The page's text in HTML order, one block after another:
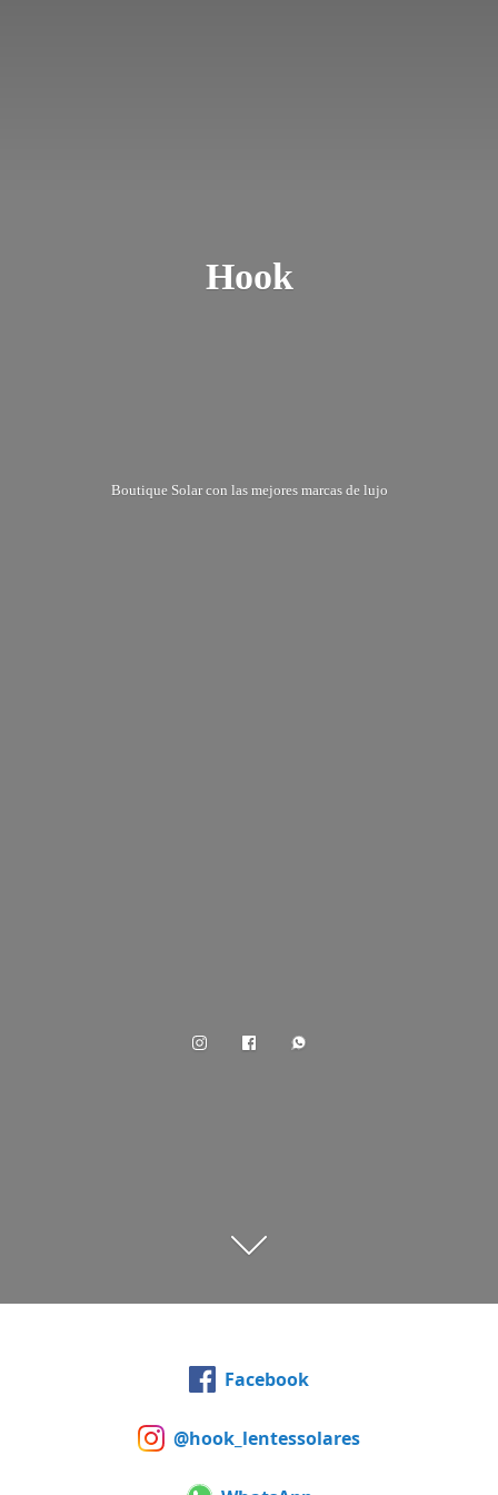
Hook
Boutique Solar con las mejores marcas de lujo
Facebook
@hook_lentessolares